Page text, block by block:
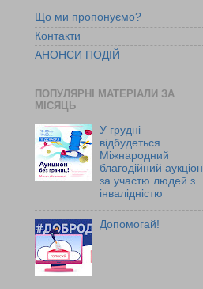
Що ми пропонуємо?
Контакти
АНОНСИ ПОДІЙ
ПОПУЛЯРНІ МАТЕРІАЛИ ЗА
МІСЯЦЬ
У грудні
відбудеться
Міжнародний
благодійний аукціон
за участю людей з
інвалідністю
Допомогай!